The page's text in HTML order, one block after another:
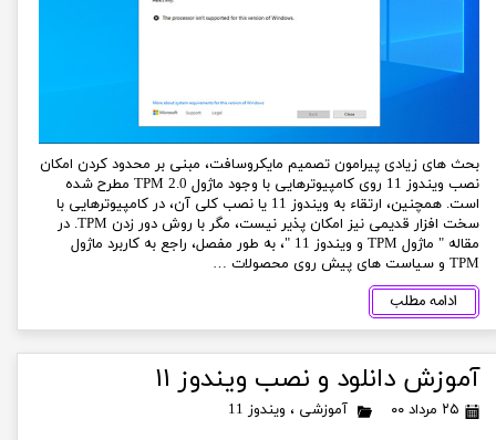
بحث های زیادی پیرامون تصمیم مایکروسافت، مبنی بر محدود کردن امکان
نصب ویندوز 11 روی کامپیوترهایی با وجود ماژول TPM 2.0 مطرح شده
است. همچنین، ارتقاء به ویندوز 11 یا نصب کلی آن، در کامپیوترهایی با
سخت افزار قدیمی نیز امکان پذیر نیست، مگر با روش دور زدن TPM. در
مقاله " ماژول TPM و ویندوز 11 "، به طور مفصل، راجع به کاربرد ماژول
TPM و سیاست های پیش روی محصولات …
ادامه مطلب
آموزش دانلود و نصب ویندوز ۱۱
۲۵ مرداد ۰۰ آموزشی ، ویندوز 11